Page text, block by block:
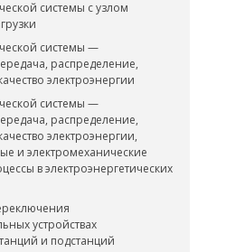
системы с узлом
системы —
распределение,
электроэнергии
системы —
распределение,
электроэнергии,
и электромеханические
в электроэнергетических
устройствах
и подстанций